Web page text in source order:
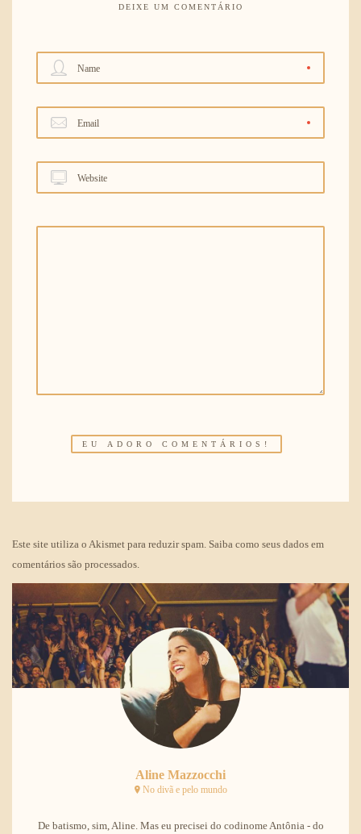
DEIXE UM COMENTÁRIO
Name
Email
Website
Este site utiliza o Akismet para reduzir spam. Saiba como seus dados em
comentários são processados.
Aline Mazzocchi
No divã e pelo mundo
De batismo, sim, Aline. Mas eu precisei do codinome Antônia - do